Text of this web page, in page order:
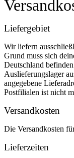
Liefergebiet
Wir liefern
Grund muss sich
Deutschland
Auslieferungslager
angegebene
Postfilialen ist nicht
Versandkosten
Die Versandkosten
Lieferzeiten